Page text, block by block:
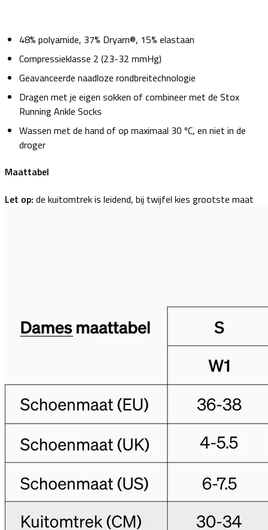
48% polyamide, 37% Dryarn®, 15% elastaan
Compressieklasse 2 (23-32 mmHg)
Geavanceerde naadloze rondbreitechnologie
Dragen met je eigen sokken of combineer met de Stox
Running Ankle Socks
Wassen met de hand of op maximaal 30 ºC, en niet in de
droger
Maattabel
Let op: de kuitomtrek is leidend, bij twijfel kies grootste maat